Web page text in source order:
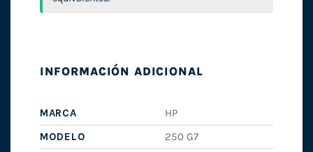
INFORMACIÓN ADICIONAL
MARCA
HP
MODELO
250 G7